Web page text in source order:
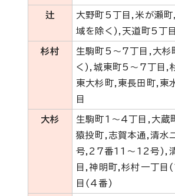
辻
大野町5丁目,米が瀬
域を除く),天道町5
杉村
生駒町5～7丁目,大杉
く),城東町5～7丁目,
東大杉町,東長田町,
目
大杉
生駒町1～4丁目,大蔵
猿投町,志賀本通,清
号,27番11～12号),
目,神明町,杉村一丁
目(4番)